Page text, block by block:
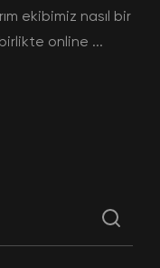
ekibimiz nasıl bir
online ...